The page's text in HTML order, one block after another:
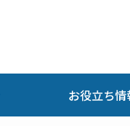
お役立ち情